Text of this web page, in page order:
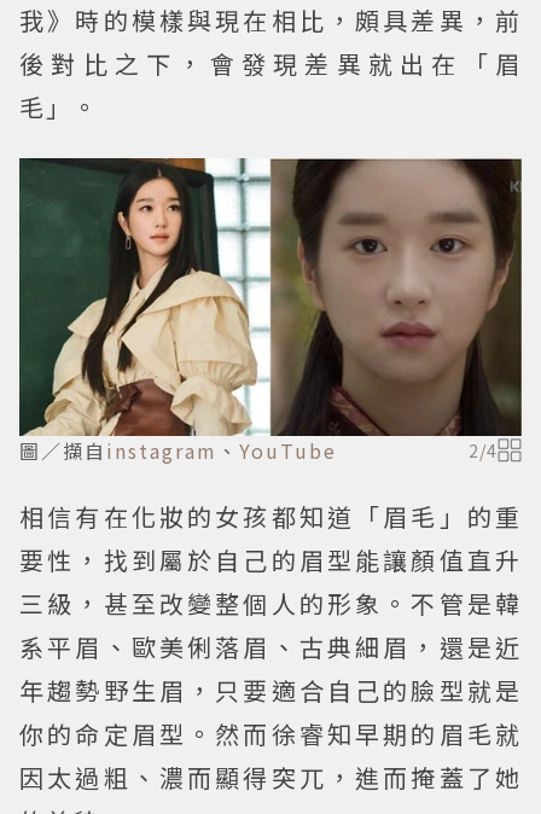
我》時的模樣與現在相比，頗具差異，前
後對比之下，會發現差異就出在「眉
毛」。
圖／擷自 instagram 、 YouTube 2/4
相信有在化妝的女孩都知道「眉毛」的重
要性，找到屬於自己的眉型能讓顏值直升
三級，甚至改變整個人的形象。不管是韓
系平眉、歐美俐落眉、古典細眉，還是近
年趨勢野生眉，只要適合自己的臉型就是
你的命定眉型。然而徐睿知早期的眉毛就
因太過粗、濃而顯得突兀，進而掩蓋了她